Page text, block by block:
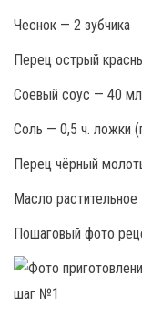
Чеснок — 2 зубчика
Перец острый
Соевый соус — 40 мл
Соль — 0,5 ч. ложки
Перец чёрный
Масло
Пошаговый фото